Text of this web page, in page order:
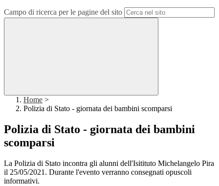
Campo di ricerca per le pagine del sito
Home >
Polizia di Stato - giornata dei bambini scomparsi
Polizia di Stato - giornata dei bambini
scomparsi
La Polizia di Stato incontra gli alunni dell'Isitituto Michelangelo Pira
il 25/05/2021. Durante l'evento verranno consegnati opuscoli
informativi.